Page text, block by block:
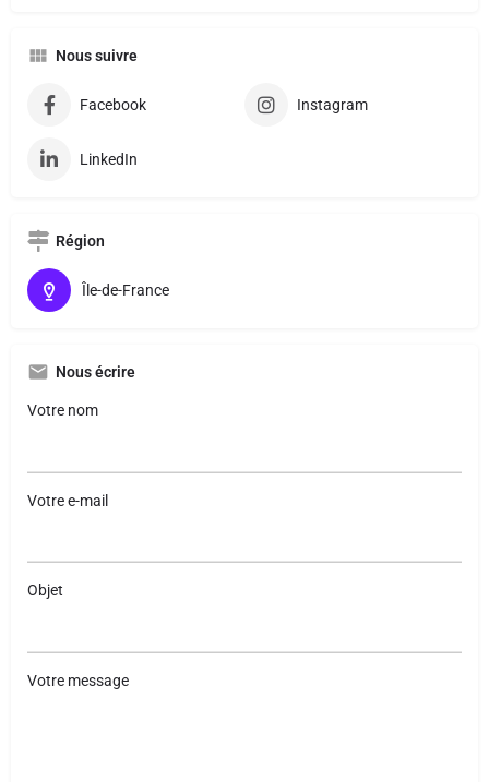
Nous suivre
Facebook Instagram
LinkedIn
Région
Île-de-France
Nous écrire
Votre nom
Votre e-mail
Objet
Votre message